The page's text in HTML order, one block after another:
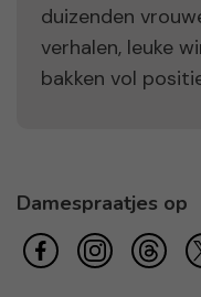
duizenden
verhalen, leuke
bakken vol
Damespraatjes op